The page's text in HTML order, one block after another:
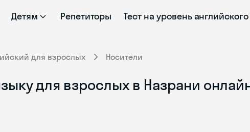
Детям Репетиторы Тест на уровень английского
для взрослых Носители
для взрослых в Назрани